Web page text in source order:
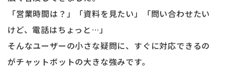
「営業時間は？」「資料を見たい」「問い合わせたい
けど、電話はちょっと…」
そんなユーザーの小さな疑問に、すぐに対応できるの
がチャットボットの大きな強みです。